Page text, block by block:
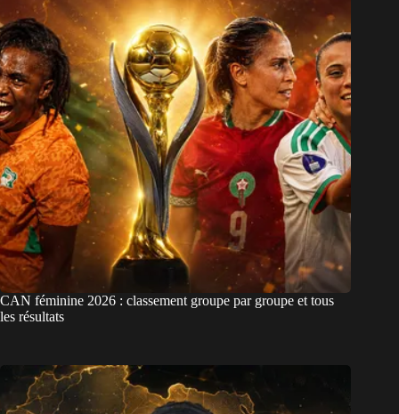
CAN féminine 2026 : classement groupe par groupe et tous
les résultats